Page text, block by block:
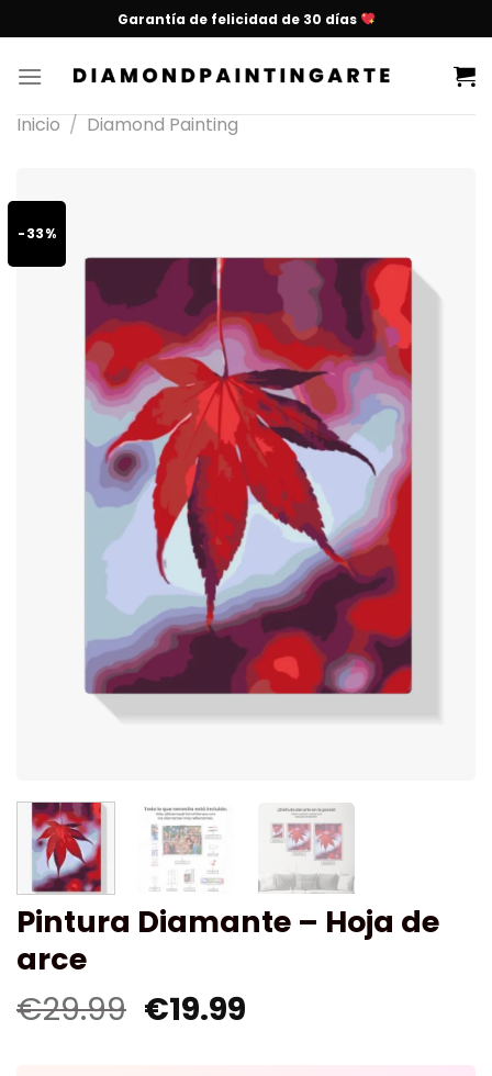
Garantía de felicidad de 30 días
Inicio / Diamond Painting
-33%
Pintura Diamante – Hoja de
arce
€29.99 €19.99